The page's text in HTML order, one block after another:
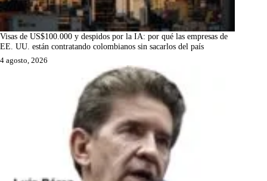
Visas de US$100.000 y despidos por la IA: por qué las empresas de
EE. UU. están contratando colombianos sin sacarlos del país
4 agosto, 2026